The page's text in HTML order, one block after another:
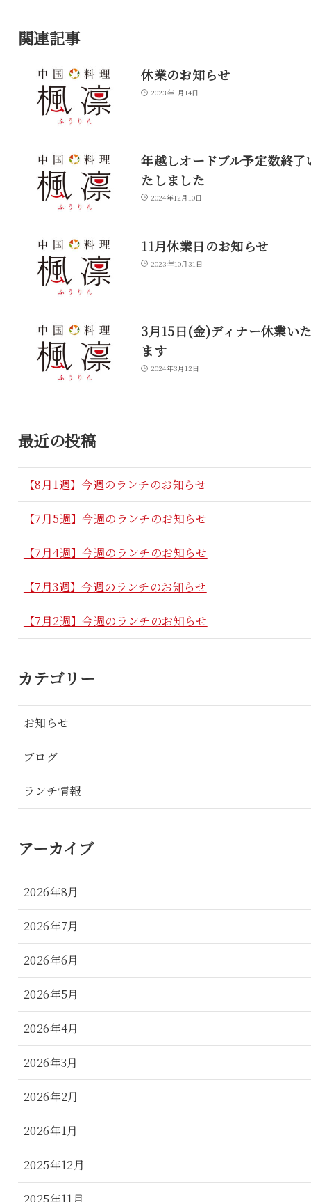
関連記事
休業のお知らせ
2023年1月14日
年越しオードブル予定数終了
たしました
2024年12月10日
11月休業日のお知らせ
2023年10月31日
3月15日(金)ディナー休業い
ます
2024年3月12日
最近の投稿
【8月1週】今週のランチのお知らせ
【7月5週】今週のランチのお知らせ
【7月4週】今週のランチのお知らせ
【7月3週】今週のランチのお知らせ
【7月2週】今週のランチのお知らせ
カテゴリー
お知らせ
ブログ
ランチ情報
アーカイブ
2026年8月
2026年7月
2026年6月
2026年5月
2026年4月
2026年3月
2026年2月
2026年1月
2025年12月